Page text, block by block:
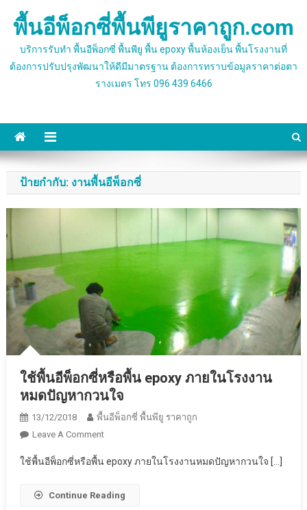
พื้นอีพ็อกซี่พื้นพียูราคาถูก.com
บริการรับทำ พื้นอีพ็อกซี่ พื้นพียู พื้น epoxy พื้นห้องเย็น พื้นโรงงานที่
ต้องการปรับปรุงพัฒนาให้ดีมีมาตรฐาน ต้องการทราบข้อมูลราคาต่อตา
รางเมตร โทร 096 439 6466
ป้ายกำกับ: งานพื้นอีพ็อกซี่
ใช้พื้นอีพ็อกซี่หรือพื้น epoxy ภายในโรงงาน
หมดปัญหากวนใจ
13/12/2018
พื้นอีพ็อกซี่ พื้นพียู ราคาถูก
Leave A CommentOn
พื้น
อก
ใช้พื้นอีพ็อกซี่หรือพื้น epoxy ภายในโรงงานหมดปัญหากวนใจ […]
Continue Reading